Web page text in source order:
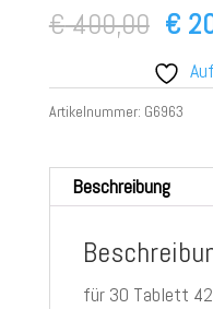
€400,00
Preis
war:
€
€
Artikelnummer: G6963
Beschreibung
für 30 Tablett